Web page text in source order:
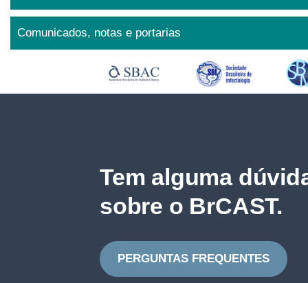
Comunicados, notas e portarias
Tem alguma
sobre o BrCAST.
PERGUNTAS FREQUENTES